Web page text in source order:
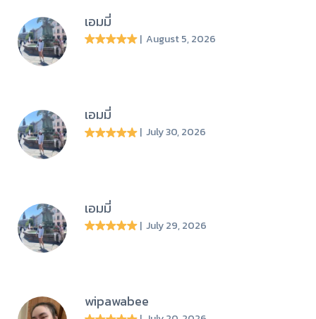
เอมมี่
| August 5, 2026
เอมมี่
| July 30, 2026
เอมมี่
| July 29, 2026
wipawabee